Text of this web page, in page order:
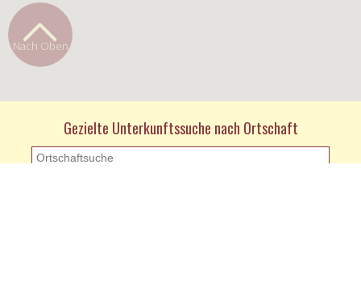
Gezielte Unterkunftssuche nach Ortschaft
Nach Oben